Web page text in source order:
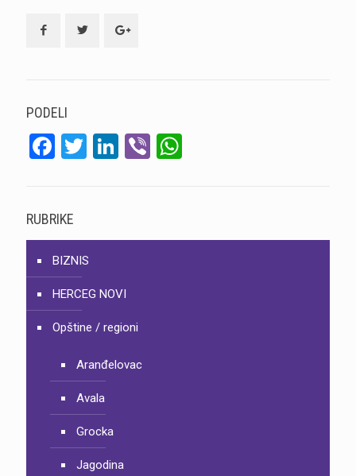
PODELI
Facebook
Twitter
LinkedIn
Viber
RUBRIKE
BIZNIS
HERCEG NOVI
Opštine / regioni
Aranđelovac
Avala
Grocka
Jagodina